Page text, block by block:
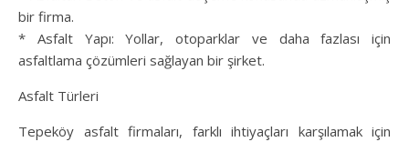
bir firma.
* Asfalt Yapı: Yollar, otoparklar ve daha fazlası için
asfaltlama çözümleri sağlayan bir şirket.
Asfalt Türleri
Tepeköy asfalt firmaları, farklı ihtiyaçları karşılamak için